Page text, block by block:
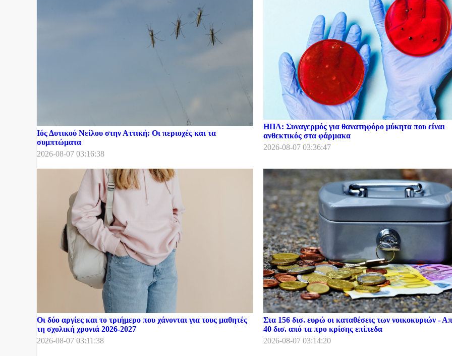
Ιός Δυτικού Νείλου στην Αττική: Οι περιοχές και τα
συμπτώματα
2026-08-07 03:16:38
ΗΠΑ: Συναγερμός για θανατηφόρο μύκητα που είναι
ανθεκτικός στα φάρμακα
2026-08-07 03:36:47
Οι δύο αργίες και το τριήμερο που χάνονται για τους μαθητές
τη σχολική χρονιά 2026-2027
2026-08-07 03:11:38
Στα 156 δισ. ευρώ οι καταθέσεις των νοικοκυριών -
40 δισ. από τα προ κρίσης επίπεδα
2026-08-07 03:14:20